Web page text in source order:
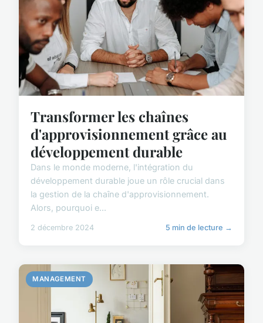
Transformer les chaînes
d'approvisionnement grâce au
développement durable
Dans le monde moderne, l'intégration du
développement durable joue un rôle crucial dans
la gestion de la chaîne d'approvisionnement.
Alors, pourquoi e...
2 décembre 2024 5 min de lecture →
MANAGEMENT